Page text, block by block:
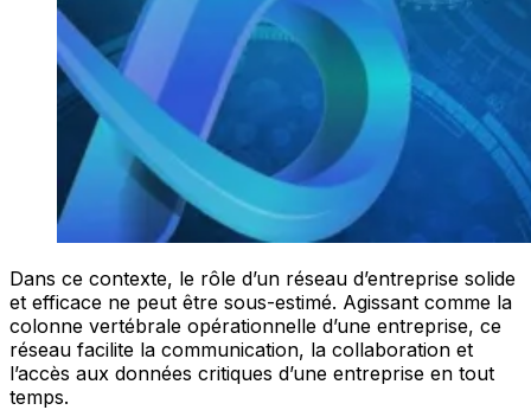
Dans ce contexte, le rôle d’un réseau d’entreprise solide
et efficace ne peut être sous-estimé. Agissant comme la
colonne vertébrale opérationnelle d’une entreprise, ce
réseau facilite la communication, la collaboration et
l’accès aux données critiques d’une entreprise en tout
temps.